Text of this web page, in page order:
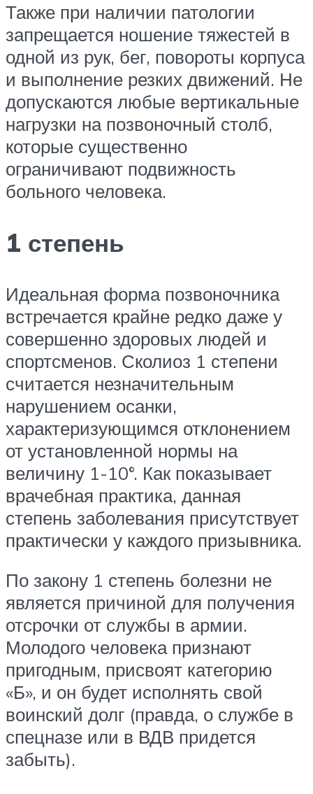
Также при наличии патологии
запрещается ношение тяжестей в
одной из рук, бег, повороты корпуса
и выполнение резких движений. Не
допускаются любые вертикальные
нагрузки на позвоночный столб,
которые существенно
ограничивают подвижность
больного человека.
1 степень
Идеальная форма позвоночника
встречается крайне редко даже у
совершенно здоровых людей и
спортсменов. Сколиоз 1 степени
считается незначительным
нарушением осанки,
характеризующимся отклонением
от установленной нормы на
величину 1-10°. Как показывает
врачебная практика, данная
степень заболевания присутствует
практически у каждого призывника.
По закону 1 степень болезни не
является причиной для получения
отсрочки от службы в армии.
Молодого человека признают
пригодным, присвоят категорию
«Б», и он будет исполнять свой
воинский долг (правда, о службе в
спецназе или в ВДВ придется
забыть).